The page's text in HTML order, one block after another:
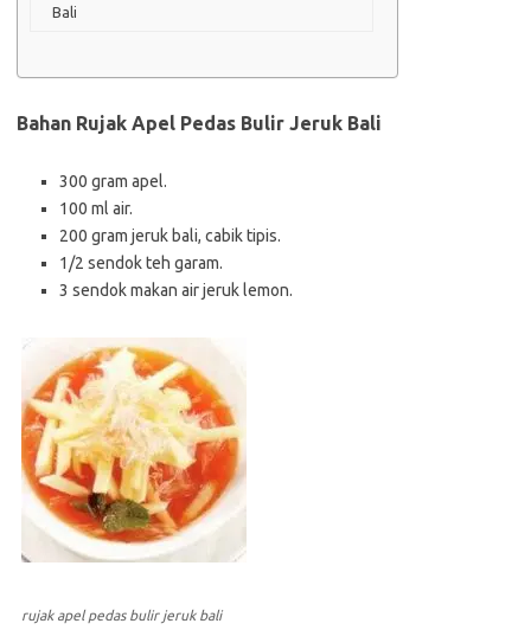
Bali
Bahan Rujak Apel Pedas Bulir Jeruk Bali
300 gram apel.
100 ml air.
200 gram jeruk bali, cabik tipis.
1/2 sendok teh garam.
3 sendok makan air jeruk lemon.
rujak apel pedas bulir jeruk bali